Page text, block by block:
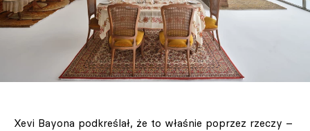
Xevi Bayona podkreślał, że to właśnie poprzez rzeczy –